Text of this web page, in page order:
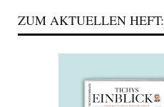
ZUM AKTUELLEN HEFT: